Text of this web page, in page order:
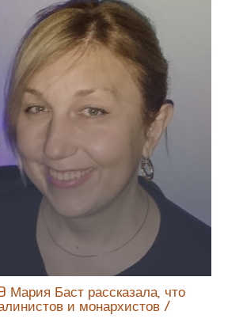
Баст рассказала, что
и монархистов /